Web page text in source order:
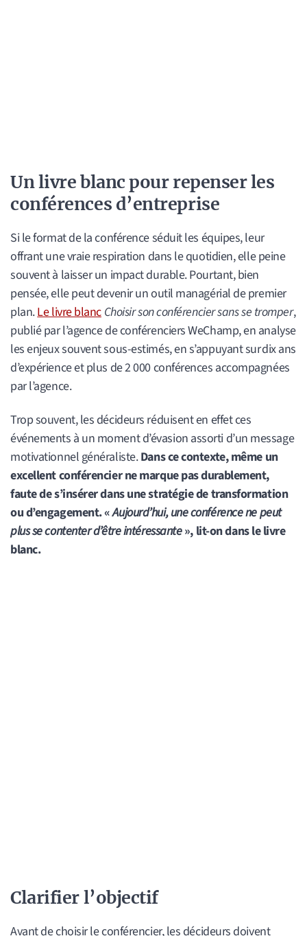
Un livre blanc pour repenser les
conférences d’entreprise
Si le format de la conférence séduit les équipes, leur
offrant une vraie respiration dans le quotidien, elle peine
souvent à laisser un impact durable. Pourtant, bien
pensée, elle peut devenir un outil managérial de premier
plan.Le livre blanc Choisir son conférencier sans se tromper,
publié par l’agence de conférenciers WeChamp, en analyse
les enjeux souvent sous-estimés, en s’appuyant sur dix ans
d’expérience et plus de 2 000 conférences accompagnées
par l’agence.
Trop souvent, les décideurs réduisent en effet ces
événements à un moment d’évasion assorti d’un message
motivationnel généraliste.Dans ce contexte, même un
excellent conférencier ne marque pas durablement,
faute de s’insérer dans une stratégie de transformation
ou d’engagement. «Aujourd’hui, une conférence ne peut
plus se contenter d’être intéressante», lit-on dans le livre
blanc.
Clarifier l’objectif
Avant de choisir le conférencier, les décideurs doivent